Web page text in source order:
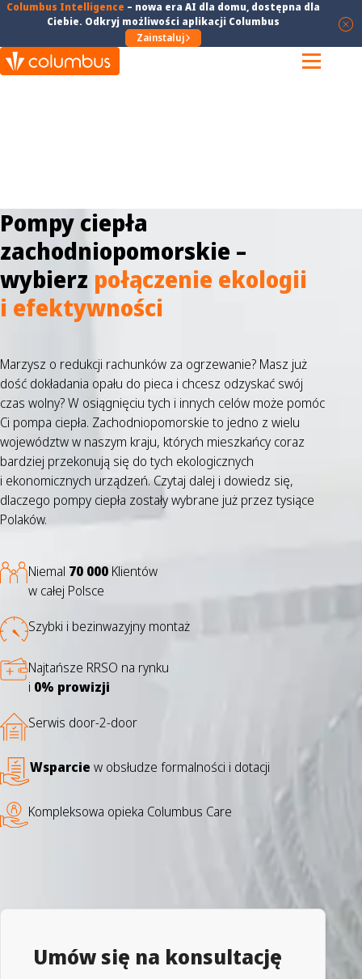
Columbus Intelligence – nowa era AI dla domu, dostępna dla
Ciebie. Odkryj możliwości aplikacji Columbus
Zainstaluj
Pompy ciepła
zachodniopomorskie –
wybierz połączenie ekologii
i efektywności
Marzysz o redukcji rachunków za ogrzewanie? Masz już
dość dokładania opału do pieca i chcesz odzyskać swój
czas wolny? W osiągnięciu tych i innych celów może pomóc
Ci pompa ciepła. Zachodniopomorskie to jedno z wielu
województw w naszym kraju, których mieszkańcy coraz
bardziej przekonują się do tych ekologicznych
i ekonomicznych urządzeń. Czytaj dalej i dowiedz się,
dlaczego pompy ciepła zostały wybrane już przez tysiące
Polaków.
Niemal 70 000 Klientów
w całej Polsce
Szybki i bezinwazyjny montaż
Najtańsze RRSO na rynku
i 0% prowizji
Serwis door-2-door
Wsparcie w obsłudze formalności i dotacji
Kompleksowa opieka Columbus Care
Umów się na konsultację